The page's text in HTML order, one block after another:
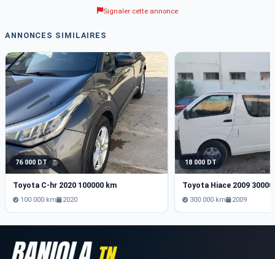
Signaler cette annonce
ANNONCES SIMILAIRES
76 000 DT
Toyota C-hr 2020 100000 km
100 000 km 2020
18 000 DT
Toyota Hiace 2009
300 000 km 2009